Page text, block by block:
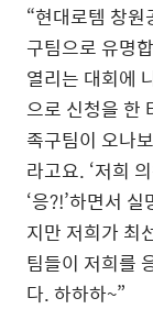
“현대로템 창
구팀으로 유명
열리는 대회에
으로 신청을 한
족구팀이 오나
라고요. ‘저희
‘응?!’하면서
지만 저희가 최
팀들이 저희를
다. 하하하~”